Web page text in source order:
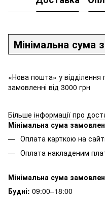
Мінімальна сума
«Нова пошта» у
замовленні від 3000 грн
Більше інформації про
Мінімальна сума
Оплата карткою на сайті
Оплата накладеним
Мінімальна сума
Будні: 09:00–18:00